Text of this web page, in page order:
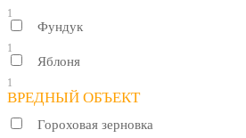
1
Фундук
1
Яблоня
1
ВРЕДНЫЙ ОБЪЕКТ
Гороховая зерновка